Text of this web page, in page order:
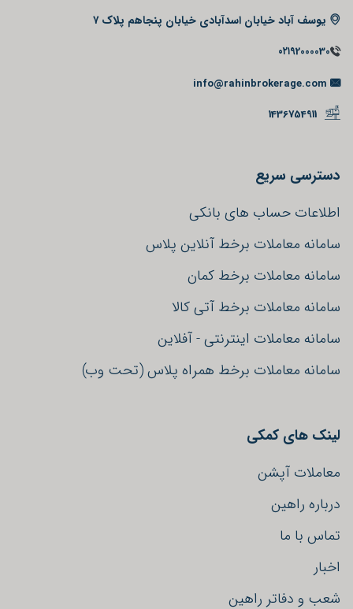
یوسف آباد خیابان اسدآبادی خیابان پنجاهم پلاک ۷
۰۲۱92000030
info@rahinbrokerage.com
1436754911
دسترسی سریع
اطلاعات حساب های بانکی
سامانه معاملات برخط آنلاین پلاس
سامانه معاملات برخط کمان
سامانه معاملات برخط آتی کالا
سامانه معاملات اینترنتی - آفلاین
سامانه معاملات برخط همراه پلاس (تحت وب)
لینک های کمکی
معاملات آپشن
درباره راهین
تماس با ما
اخبار
شعب و دفاتر راهین